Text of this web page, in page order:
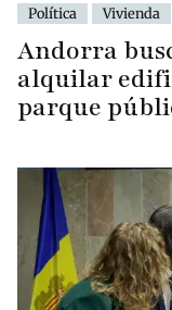
Política Vivienda
Andorra
alquilar
parque